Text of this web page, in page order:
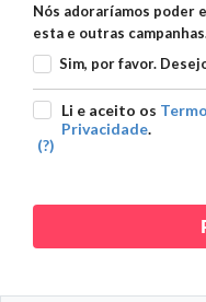
Nós adoraríamos poder
esta e outras
Sim, por favor.
Li e aceito os
Privacidade.
(?)